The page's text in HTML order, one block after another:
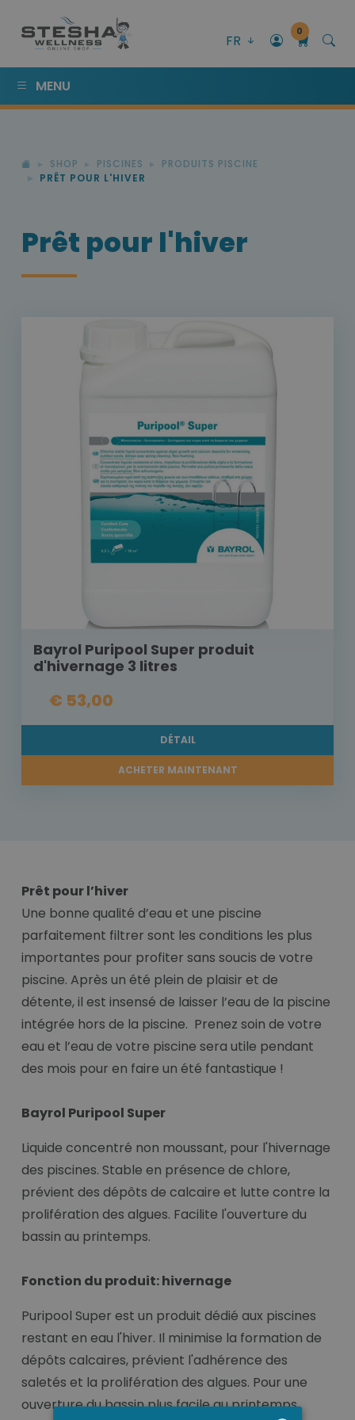
FR
0
MENU
SHOP PISCINES
PRODUITS PISCINE
PRÊT POUR L'HIVER
Prêt pour l'hiver
Bayrol Puripool Super produit
d'hivernage 3 litres
€ 53,00
DÉTAIL
ACHETER MAINTENANT
Prêt pour l’hiver
Une bonne qualité d’eau et une piscine
parfaitement filtrer sont les conditions les plus
importantes pour profiter sans soucis de votre
piscine. Après un été plein de plaisir et de
détente, il est insensé de laisser l’eau de la piscine
intégrée hors de la piscine. Prenez soin de votre
eau et l’eau de votre piscine sera utile pendant
des mois pour en faire un été fantastique !
Bayrol Puripool Super
Liquide concentré non moussant, pour l'hivernage
des piscines. Stable en présence de chlore,
prévient des dépôts de calcaire et lutte contre la
prolifération des algues. Facilite l'ouverture du
bassin au printemps.
Fonction du produit: hivernage
Puripool Super est un produit dédié aux piscines
restant en eau l'hiver. Il minimise la formation de
dépôts calcaires, prévient l'adhérence des
saletés et la prolifération des algues. Pour une
ouverture du bassin plus facile au printemps.